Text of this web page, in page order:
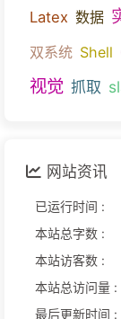
Latex 数据
双系统 Shell
视觉 抓取
网站资讯
已运行时间 :
本站总字数 :
本站访客数 :
本站总访问量 :
最后更新时间 :